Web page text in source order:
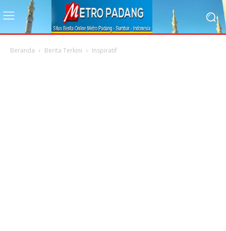
Beranda Berita Terkini Inspiratif